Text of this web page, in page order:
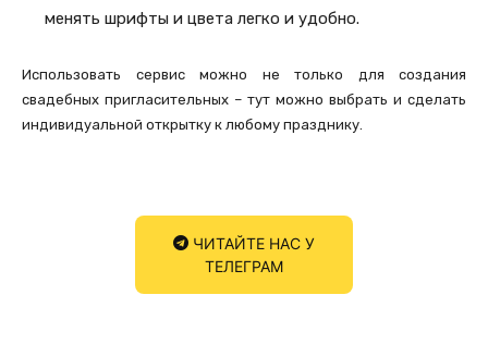
менять шрифты и цвета легко и удобно.
Использовать сервис можно не только для создания
свадебных пригласительных – тут можно выбрать и сделать
индивидуальной открытку к любому празднику.
ЧИТАЙТЕ НАС У
ТЕЛЕГРАМ